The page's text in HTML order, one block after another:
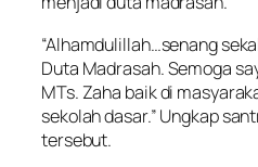
“Alhamdulillah…senang
Duta Madrasah. Semoga
MTs. Zaha baik di
sekolah dasar.” Ungkap
tersebut.